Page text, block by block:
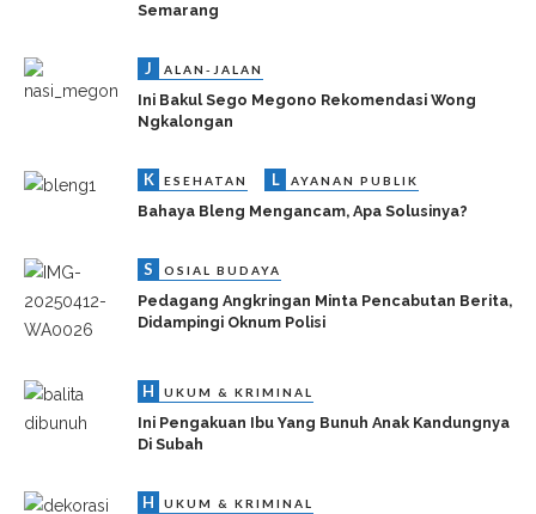
Semarang
J ALAN-JALAN
Ini Bakul Sego Megono Rekomendasi Wong
Ngkalongan
K ESEHATAN L AYANAN PUBLIK
Bahaya Bleng Mengancam, Apa Solusinya?
S OSIAL BUDAYA
Pedagang Angkringan Minta Pencabutan Berita,
Didampingi Oknum Polisi
H UKUM & KRIMINAL
Ini Pengakuan Ibu Yang Bunuh Anak Kandungnya
Di Subah
H UKUM & KRIMINAL